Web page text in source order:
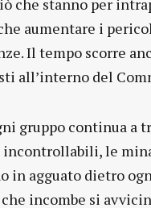
che stanno per
aumentare i
Il tempo scorre
all’interno del
gruppo continua a
le
in agguato dietro
incombe si